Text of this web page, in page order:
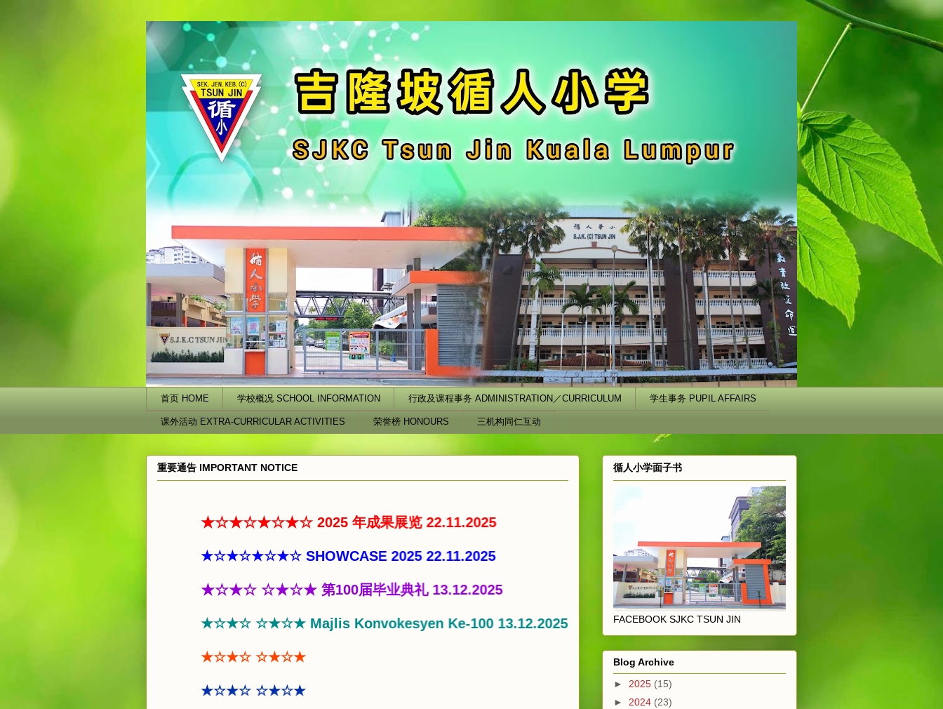
首页 HOME 学校概况 SCHOOL INFORMATION 行政及课程事务 ADMINISTRATION／CURRICULUM 学生事务 PUPIL AFFAIRS
课外活动 EXTRA-CURRICULAR ACTIVITIES 荣誉榜 HONOURS 三机构同仁互动
重要通告 IMPORTANT NOTICE
★☆★☆★☆★☆ 2025 年成果展览 22.11.2025
★☆★☆★☆★☆ SHOWCASE 2025 22.11.2025
★☆★☆ ☆★☆★ 第100届毕业典礼 13.12.2025
★☆★☆ ☆★☆★ Majlis Konvokesyen Ke-100 13.12.2025
★☆★☆ ☆★☆★
★☆★☆ ☆★☆★
循人小学面子书
FACEBOOK SJKC TSUN JIN
Blog Archive
► 2025 (15)
► 2024 (23)